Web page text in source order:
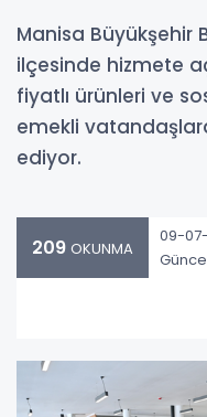
Manisa Büyükşehir
ilçesinde hizmete
fiyatlı ürünleri ve
emekli
ediyor.
209 OKUNMA
09-